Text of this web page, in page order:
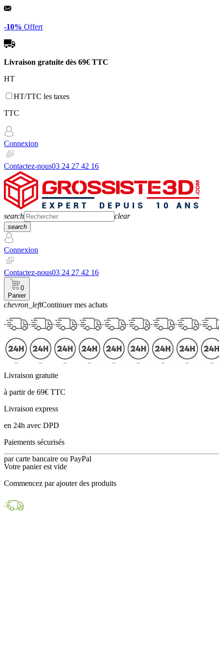
Panneau de gestion des cookies
-10% Offert
Livraison gratuite dès 69€ TTC
HT
HT/TTC les taxes
TTC
Connexion
Contactez-nous03 24 27 42 16
search clear
search
Connexion
Contactez-nous03 24 27 42 16
0
Panier
chevron_leftContinuer mes achats
Panier
en 24h avec DPD
Paiements sécurisés
par carte bancaire ou PayPal
Votre panier est vide
Commencez par ajouter des produits